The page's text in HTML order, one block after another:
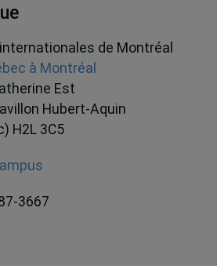
de Montréal
à Montréal
Est
Hubert-Aquin
H2L 3C5
3667